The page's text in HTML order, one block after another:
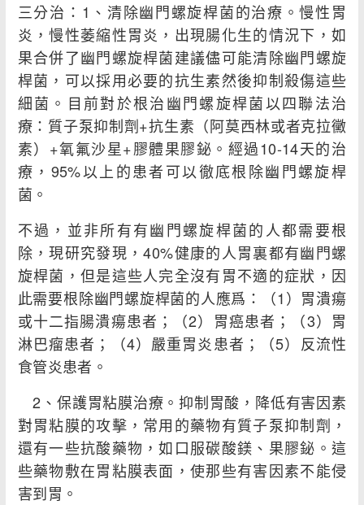
三分治：1、清除幽門螺旋桿菌的治療。慢性胃
炎，慢性萎縮性胃炎，出現腸化生的情況下，如
果合併了幽門螺旋桿菌建議儘可能清除幽門螺旋
桿菌，可以採用必要的抗生素然後抑制殺傷這些
細菌。目前對於根治幽門螺旋桿菌以四聯法治
療：質子泵抑制劑+抗生素（阿莫西林或者克拉黴
素）+氧氟沙星+膠體果膠鉍。經過10-14天的治
療，95%以上的患者可以徹底根除幽門螺旋桿
菌。
不過，並非所有有幽門螺旋桿菌的人都需要根
除，現研究發現，40%健康的人胃裏都有幽門螺
旋桿菌，但是這些人完全沒有胃不適的症狀，因
此需要根除幽門螺旋桿菌的人應爲：（1）胃潰瘍
或十二指腸潰瘍患者；（2）胃癌患者；（3）胃
淋巴瘤患者；（4）嚴重胃炎患者；（5）反流性
食管炎患者。
2、保護胃粘膜治療。抑制胃酸，降低有害因素
對胃粘膜的攻擊，常用的藥物有質子泵抑制劑，
還有一些抗酸藥物，如口服碳酸鎂、果膠鉍。這
些藥物敷在胃粘膜表面，使那些有害因素不能侵
害到胃。